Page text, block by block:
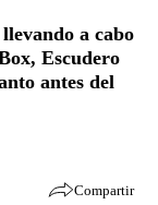
a cabo
Escudero
antes del
Compartir